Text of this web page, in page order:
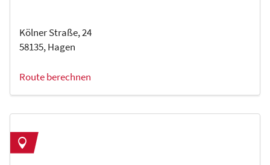
Kölner Straße, 24
58135, Hagen
Route berechnen